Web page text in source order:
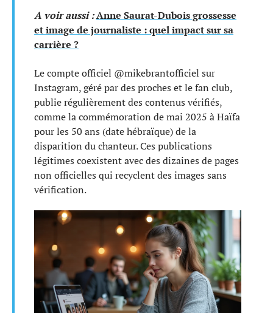
A voir aussi :Anne Saurat-Dubois grossesse
et image de journaliste : quel impact sur sa
carrière ?
Le compte officiel @mikebrantofficiel sur
Instagram, géré par des proches et le fan club,
publie régulièrement des contenus vérifiés,
comme la commémoration de mai 2025 à Haïfa
pour les 50 ans (date hébraïque) de la
disparition du chanteur. Ces publications
légitimes coexistent avec des dizaines de pages
non officielles qui recyclent des images sans
vérification.